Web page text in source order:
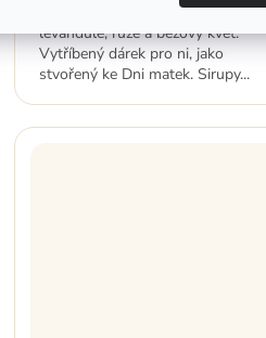
Elegantní květinová trojice:
levandule, růže a bezový květ.
Vytříbený dárek pro ni, jako
stvořený ke Dni matek. Sirupy...